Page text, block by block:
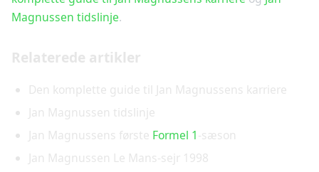
Magnussen tidslinje.
Relaterede artikler
Den komplette guide til Jan Magnussens karriere
Jan Magnussen tidslinje
Jan Magnussens første Formel 1-sæson
Jan Magnussen Le Mans-sejr 1998